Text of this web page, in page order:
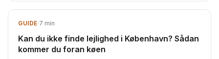
GUIDE·7 min
Kan du ikke finde lejlighed i København? Sådan
kommer du foran køen